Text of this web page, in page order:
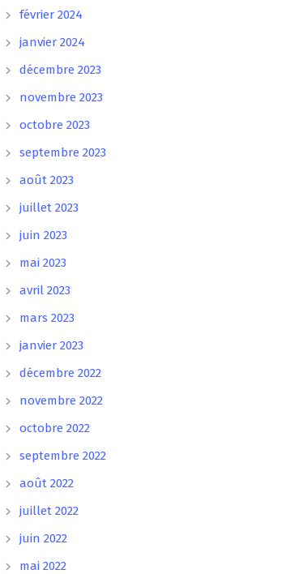
février 2024
janvier 2024
décembre 2023
novembre 2023
octobre 2023
septembre 2023
août 2023
juillet 2023
juin 2023
mai 2023
avril 2023
mars 2023
janvier 2023
décembre 2022
novembre 2022
octobre 2022
septembre 2022
août 2022
juillet 2022
juin 2022
mai 2022